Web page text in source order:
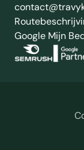
Google Mijn